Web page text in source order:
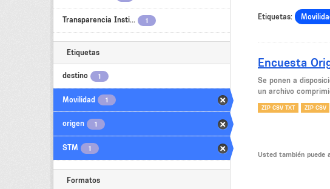
Transparencia Insti... 1
Etiquetas
destino 1
Movilidad 1
origen 1
STM 1
Formatos
Etiquetas:
Encuesta
Se ponen a
un archivo
ZIP CSV TXT ZIP CSV
Usted también puede